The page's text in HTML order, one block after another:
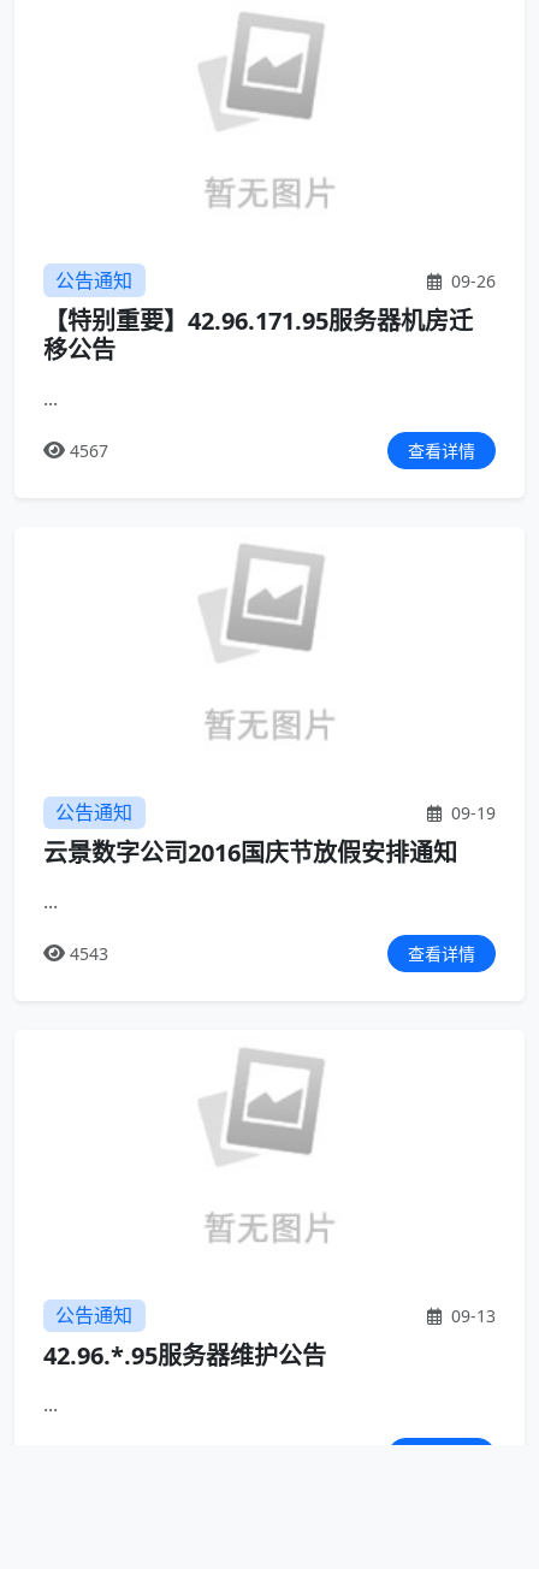
公告通知 09-26
【特别重要】42.96.171.95服务器机房迁
移公告
...
4567 查看详情
公告通知 09-19
云景数字公司2016国庆节放假安排通知
...
4543 查看详情
公告通知 09-13
42.96.*.95服务器维护公告
...